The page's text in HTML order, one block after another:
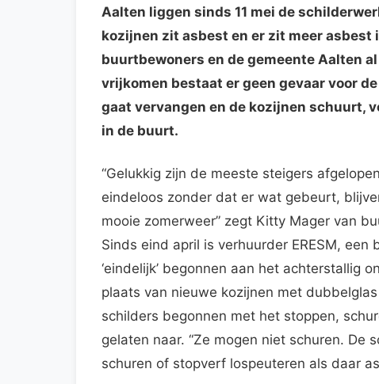
Aalten liggen sinds 11 mei de
kozijnen zit asbest en er zit meer asbest
buurtbewoners en de gemeente Aalten
vrijkomen bestaat er geen gevaar voor
gaat vervangen en de kozijnen schuurt,
in de buurt.
“Gelukkig zijn de meeste steigers
eindeloos zonder dat er wat gebeurt,
mooie zomerweer” zegt Kitty Mager van
Sinds eind april is verhuurder ERESM,
‘eindelijk’ begonnen aan het achterstallig
plaats van nieuwe kozijnen met
schilders begonnen met het stoppen,
gelaten naar. “Ze mogen niet schuren. De
schuren of stopverf lospeuteren als daar